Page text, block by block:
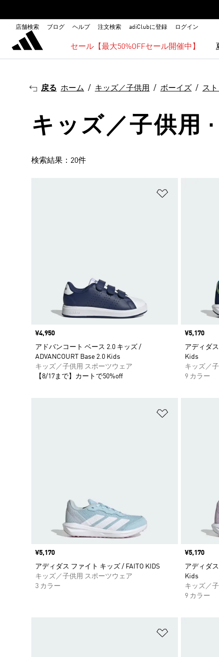
店舗検索 ブログ ヘルプ 注文検索 adiClubに登録 ログイン
セール【最大50%OFFセール開催中】
戻る ホーム キッズ／子供用 ボーイズ ス
キッズ／子供用
検索結果：20件
価格
¥4,950
アドバンコート ベース 2.0 キッズ /
ADVANCOURT Base 2.0 Kids
キッズ／子供用 スポーツウェア
【8/17まで】カートで50%off
価格
¥5,170
アディダ
Kids
キッズ／
9 カラー
価格
¥5,170
アディダス ファイト キッズ / FAITO KIDS
キッズ／子供用 スポーツウェア
3 カラー
価格
¥5,170
アディダ
Kids
キッズ／
9 カラー